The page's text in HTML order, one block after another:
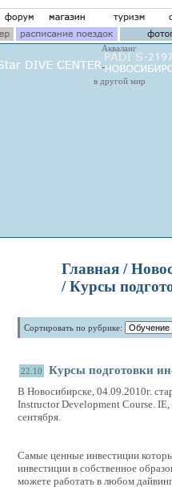
Акваланг
в другой мир
Главная /
/ Курсы
Сортировать по рубрике:
22.10 Курсы подготовки
В Новосибирске, 04.09.2010г.
Instructor Development Course. IE,
сентября.
Самые ценные инвестиции
инвестиции в собственное
можете работать в любом